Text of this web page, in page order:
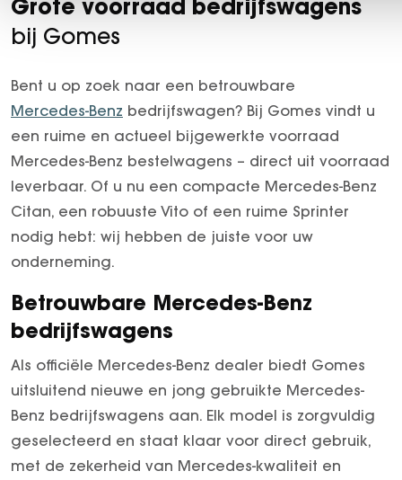
Grote voorraad bedrijfswagens
bij Gomes
Bent u op zoek naar een betrouwbare
Mercedes-Benz bedrijfswagen? Bij Gomes vindt u
een ruime en actueel bijgewerkte voorraad
Mercedes-Benz bestelwagens – direct uit voorraad
leverbaar. Of u nu een compacte Mercedes-Benz
Citan, een robuuste Vito of een ruime Sprinter
nodig hebt: wij hebben de juiste voor uw
onderneming.
Betrouwbare Mercedes-Benz
bedrijfswagens
Als officiële Mercedes-Benz dealer biedt Gomes
uitsluitend nieuwe en jong gebruikte Mercedes-
Benz bedrijfswagens aan. Elk model is zorgvuldig
geselecteerd en staat klaar voor direct gebruik,
met de zekerheid van Mercedes-kwaliteit en